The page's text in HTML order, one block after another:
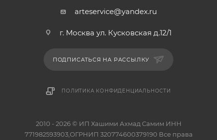
arteservice@yandex.ru
г. Москва ул. Кусковская д.12/1
ПОДПИСАТЬСЯ НА РАССЫЛКУ
ПОЛИТИКА КОНФИДЕНЦИАЛЬНОСТИ
2010 - 2026 © ИП Хашими Ахмад Самим ИНН
771982593903,ОГРНИП 320774600379190 Все права